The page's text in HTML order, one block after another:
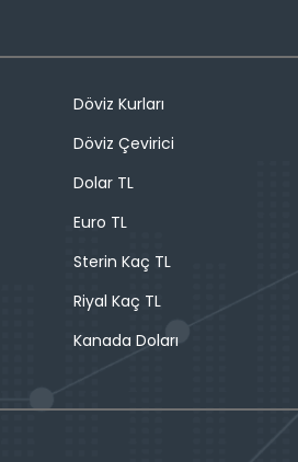
Döviz Kurları
Döviz Çevirici
Dolar TL
Euro TL
Sterin Kaç TL
Riyal Kaç TL
Kanada Doları